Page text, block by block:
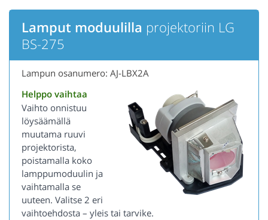
Lamput moduulilla projektoriin LG
BS-275
Lampun osanumero: AJ-LBX2A
Helppo vaihtaa
Vaihto onnistuu
löysäämällä
muutama ruuvi
projektorista,
poistamalla koko
lamppumoduulin ja
vaihtamalla se
uuteen. Valitse 2 eri
vaihtoehdosta – yleis tai tarvike.